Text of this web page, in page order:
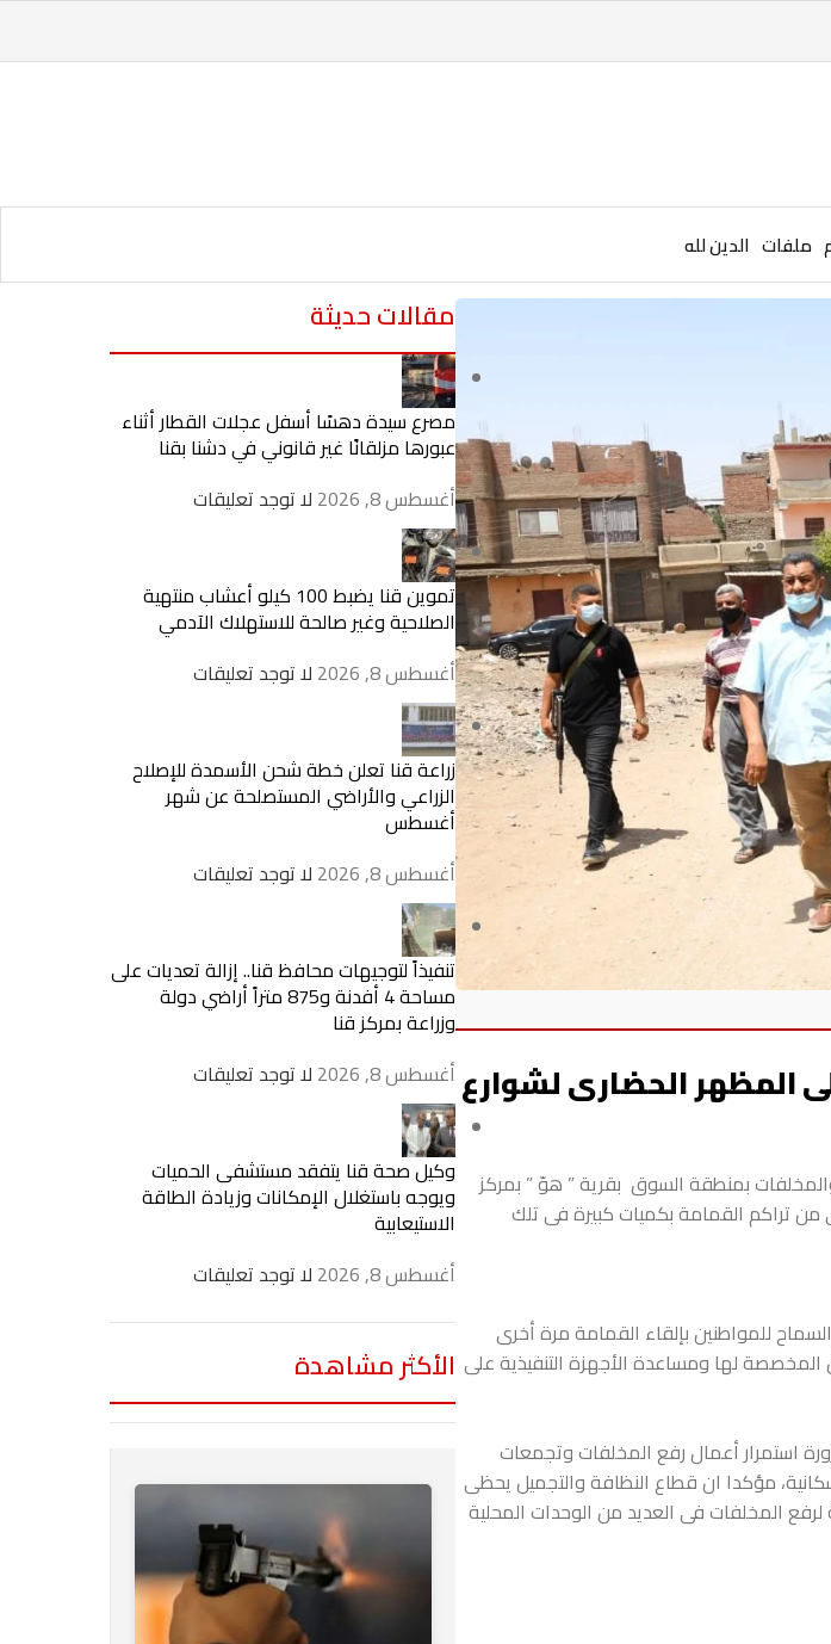
ملفات الدين لله
المظهر الحضارى لشوارع
بمنطقة السوق بقرية ” هوّ ” بمركز
وذلك إستجابة لشكوى الأهالى من تراكم القمامة بكميات كبيرة فى تلك
للمواطنين بإلقاء القمامة مرة أخرى
لها ومساعدة الأجهزة التنفيذية على
استمرار أعمال رفع المخلفات وتجمعات
مؤكدا ان قطاع النظافة والتجميل يحظى
المخلفات فى العديد من الوحدات المحلية
مقالات حديثة
مصرع سيدة دهسًا أسفل عجلات القطار أثناء
عبورها مزلقانًا غير قانوني في دشنا بقنا
أغسطس 8, 2026
لا توجد تعليقات
تموين قنا يضبط 100 كيلو أعشاب منتهية
الصلاحية وغير صالحة للاستهلاك الآدمي
أغسطس 8, 2026
لا توجد تعليقات
زراعة قنا تعلن خطة شحن الأسمدة للإصلاح
الزراعي والأراضي المستصلحة عن شهر
أغسطس
أغسطس 8, 2026
لا توجد تعليقات
تنفيذاً لتوجيهات محافظ قنا.. إزالة تعديات على
مساحة 4 أفدنة و875 متراً أراضي دولة
وزراعة بمركز قنا
أغسطس 8, 2026
لا توجد تعليقات
وكيل صحة قنا يتفقد مستشفى الحميات
ويوجه باستغلال الإمكانات وزيادة الطاقة
الاستيعابية
أغسطس 8, 2026
لا توجد تعليقات
الأكثر مشاهدة